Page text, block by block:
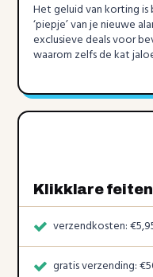
Het geluid van korting
‘piepje’ van je nieuwe
exclusieve deals voor
waarom zelfs de kat
Klikklare
verzendkosten:
gratis verzending: